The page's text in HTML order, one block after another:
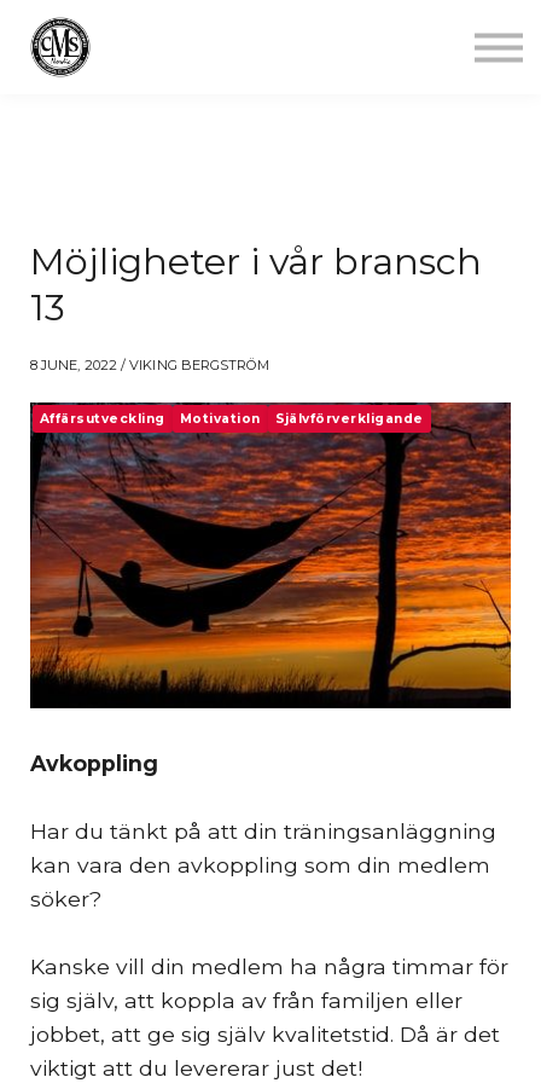
Möjligheter i vår bransch
13
8 JUNE, 2022 / VIKING BERGSTRÖM
Affärsutveckling Motivation Självförverkligande
Avkoppling
Har du tänkt på att din träningsanläggning
kan vara den avkoppling som din medlem
söker?
Kanske vill din medlem ha några timmar för
sig själv, att koppla av från familjen eller
jobbet, att ge sig själv kvalitetstid. Då är det
viktigt att du levererar just det!